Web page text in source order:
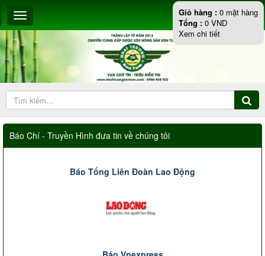
Báo Chí - Truyền Hình đưa tin về chúng tôi
Báo Tổng Liên Đoàn Lao Động
Giỏ hàng : 0 mặt hàng
Tổng : 0 VND
Xem chi tiết